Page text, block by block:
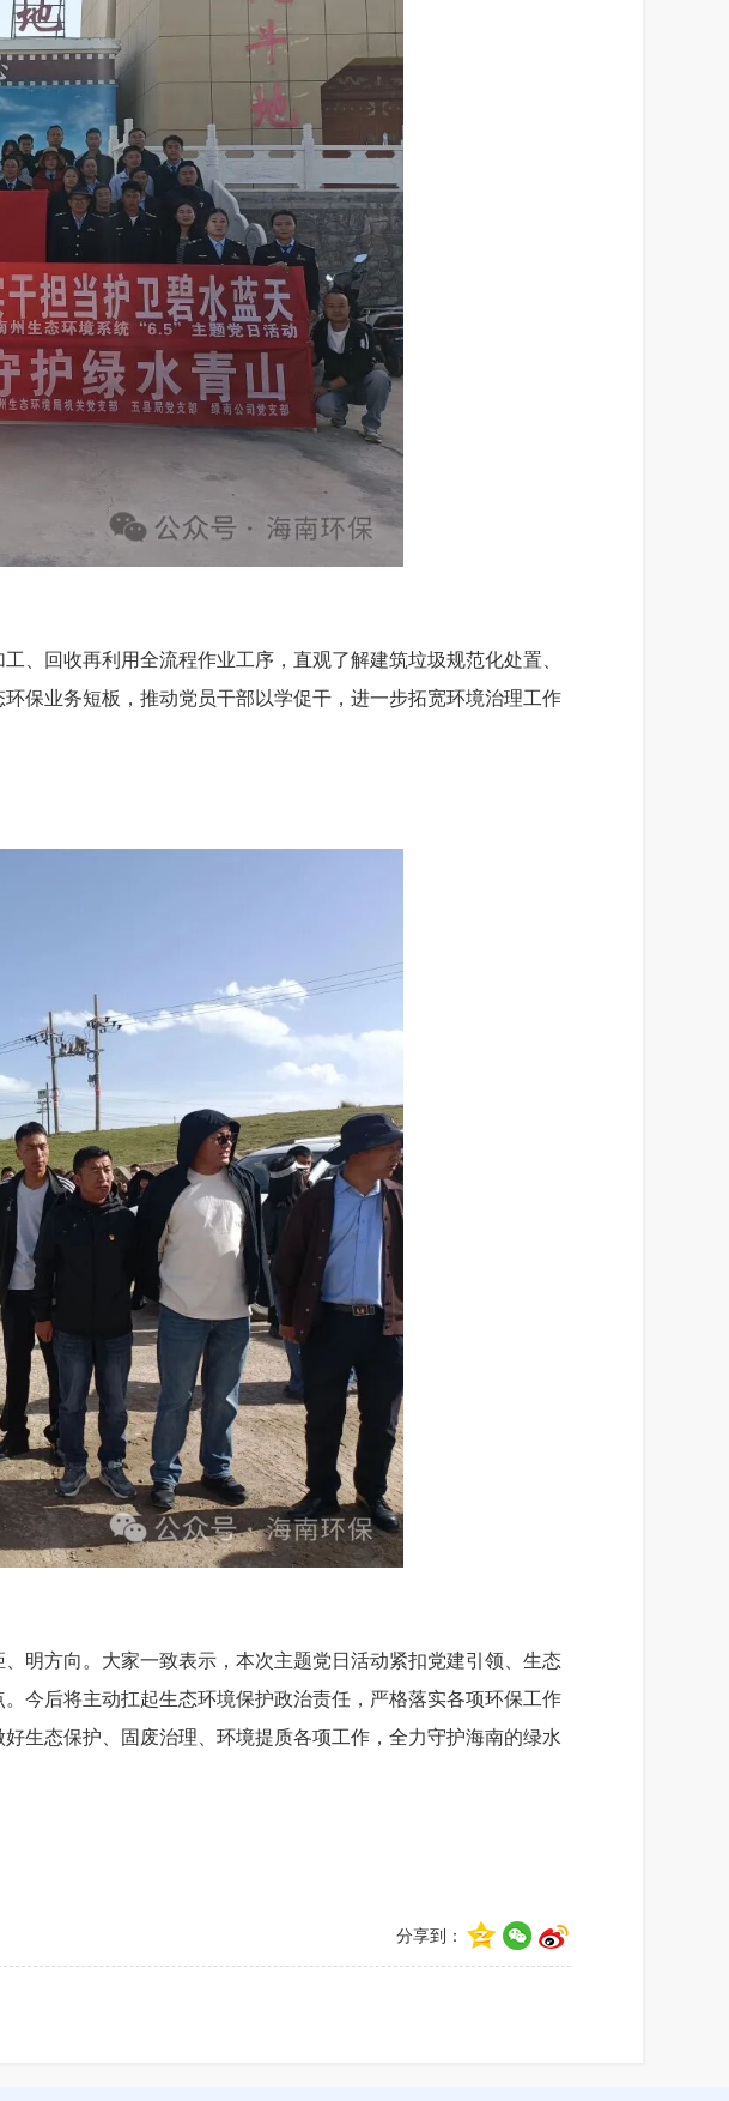
、回收再利用全流程作业工序，直观了解建筑垃圾规范化处置、
保业务短板，推动党员干部以学促干，进一步拓宽环境治理工作
明方向。大家一致表示，本次主题党日活动紧扣党建引领、生态
今后将主动扛起生态环境保护政治责任，严格落实各项环保工作
生态保护、固废治理、环境提质各项工作，全力守护海南的绿水
分享到：